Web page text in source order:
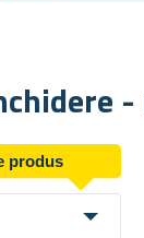
produs